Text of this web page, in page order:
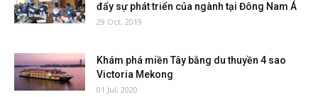
đẩy sự phát triển của ngành tại Đông Nam Á
29 Oct, 2019
Khám phá miền Tây bằng du thuyền 4 sao
Victoria Mekong
01 Jul, 2020